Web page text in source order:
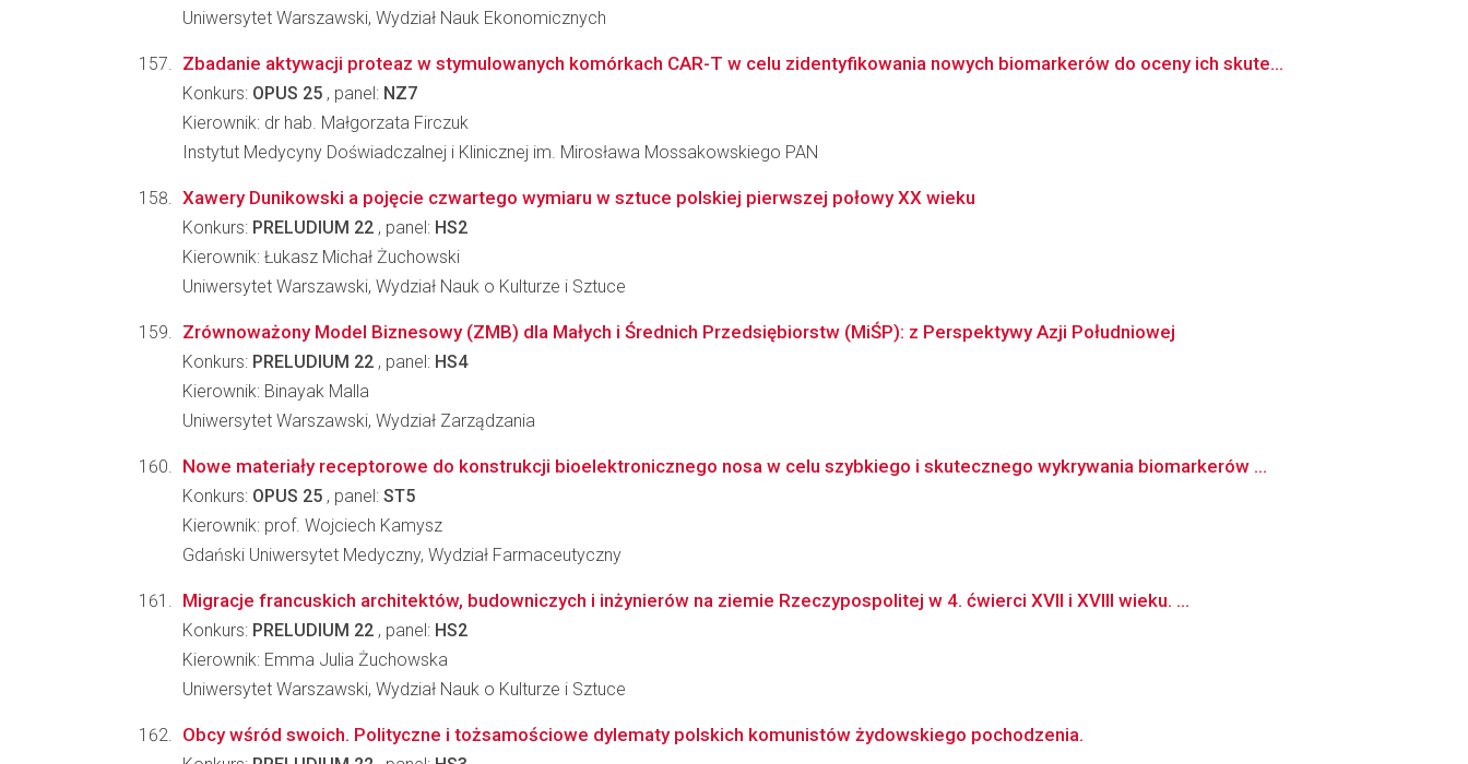
Uniwersytet Warszawski, Wydział Nauk Ekonomicznych
Zbadanie aktywacji proteaz w stymulowanych komórkach CAR-T w celu zidentyfikowania nowych biomarkerów do oceny ich skute...
Konkurs: OPUS 25 , panel: NZ7
Kierownik: dr hab. Małgorzata Firczuk
Instytut Medycyny Doświadczalnej i Klinicznej im. Mirosława Mossakowskiego PAN
Xawery Dunikowski a pojęcie czwartego wymiaru w sztuce polskiej pierwszej połowy XX wieku
Konkurs: PRELUDIUM 22 , panel: HS2
Kierownik: Łukasz Michał Żuchowski
Uniwersytet Warszawski, Wydział Nauk o Kulturze i Sztuce
Zrównoważony Model Biznesowy (ZMB) dla Małych i Średnich Przedsiębiorstw (MiŚP): z Perspektywy Azji Południowej
Konkurs: PRELUDIUM 22 , panel: HS4
Kierownik: Binayak Malla
Uniwersytet Warszawski, Wydział Zarządzania
Nowe materiały receptorowe do konstrukcji bioelektronicznego nosa w celu szybkiego i skutecznego wykrywania biomarkerów ...
Konkurs: OPUS 25 , panel: ST5
Kierownik: prof. Wojciech Kamysz
Gdański Uniwersytet Medyczny, Wydział Farmaceutyczny
Migracje francuskich architektów, budowniczych i inżynierów na ziemie Rzeczypospolitej w 4. ćwierci XVII i XVIII wieku. ...
Konkurs: PRELUDIUM 22 , panel: HS2
Kierownik: Emma Julia Żuchowska
Uniwersytet Warszawski, Wydział Nauk o Kulturze i Sztuce
Obcy wśród swoich. Polityczne i tożsamościowe dylematy polskich komunistów żydowskiego pochodzenia.